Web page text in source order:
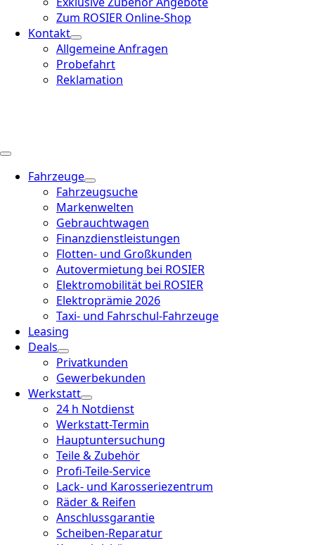
Zum ROSIER Online-Shop
Kontakt
Allgemeine Anfragen
Probefahrt
Reklamation
Fahrzeuge
Fahrzeugsuche
Markenwelten
Gebrauchtwagen
Finanzdienstleistungen
Flotten- und Großkunden
Autovermietung bei ROSIER
Elektromobilität bei ROSIER
Elektroprämie 2026
Taxi- und Fahrschul-Fahrzeuge
Leasing
Deals
Privatkunden
Gewerbekunden
Werkstatt
24 h Notdienst
Werkstatt-Termin
Hauptuntersuchung
Teile & Zubehör
Profi-Teile-Service
Lack- und Karosseriezentrum
Räder & Reifen
Anschlussgarantie
Scheiben-Reparatur